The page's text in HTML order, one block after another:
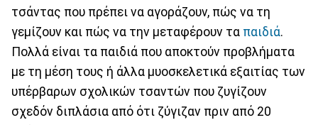
τσάντας που πρέπει να αγοράζουν, πώς να τη
γεμίζουν και πώς να την μεταφέρουν τα παιδιά.
Πολλά είναι τα παιδιά που αποκτούν προβλήματα
με τη μέση τους ή άλλα μυοσκελετικά εξαιτίας των
υπέρβαρων σχολικών τσαντών που ζυγίζουν
σχεδόν διπλάσια από ότι ζύγιζαν πριν από 20